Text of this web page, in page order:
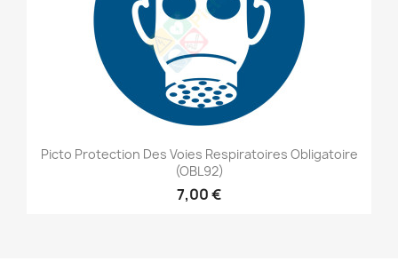
Picto Protection Des Voies Respiratoires Obligatoire
(OBL92)
7,00 €